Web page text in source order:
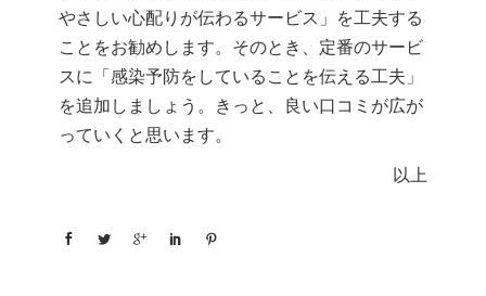
やさしい心配りが伝わるサービス」を工夫する
ことをお勧めします。そのとき、定番のサービ
スに「感染予防をしていることを伝える工夫」
を追加しましょう。きっと、良い口コミが広が
っていくと思います。
以上